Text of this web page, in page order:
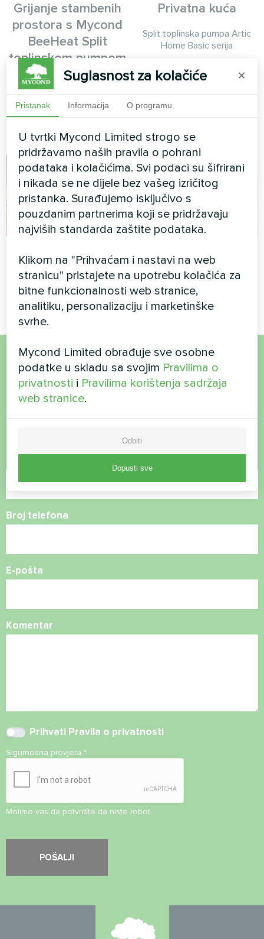
Grijanje stambenih
prostora s Mycond
BeeHeat Split
toplinskom pumpom
Instalacija toplotne pumpe
energiju, koja pruža
cjelogodišnju kontrolu klime za
modernu privatnu rezidenciju.
Privatna kuća
Split toplinska pumpa Artic
Home Basic serija
Kućanski odvlaživač zraka
Yugo Smart serije
Termostat za podno grijanje
Mycond ORB Heat
Želite kupiti ili imate
pitanja?
Broj telefona
E-pošta
Komentar
Prihvati Pravila o privatnosti
Sigurnosna provjera *
Molimo vas da potvrdite da niste robot.
Suglasnost za kolačiće ×
Pristanak Informacija O programu
U tvrtki Mycond Limited strogo se
pridržavamo naših pravila o pohrani
podataka i kolačićima. Svi podaci su šifrirani
i nikada se ne dijele bez vašeg izričitog
pristanka. Surađujemo isključivo s
pouzdanim partnerima koji se pridržavaju
najviših standarda zaštite podataka.
Klikom na "Prihvaćam i nastavi na web
stranicu" pristajete na upotrebu kolačića za
bitne funkcionalnosti web stranice,
analitiku, personalizaciju i marketinške
svrhe.
Mycond Limited obrađuje sve osobne
podatke u skladu sa svojim Pravilima o
privatnosti i Pravilima korištenja sadržaja
web stranice.
Odbiti
Dopusti sve